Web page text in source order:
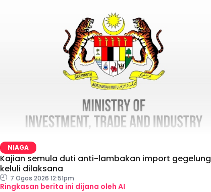
NIAGA
Kajian semula duti anti-lambakan import gegelung
keluli dilaksana
7 Ogos 2026 12:51pm
Ringkasan berita ini dijana oleh AI